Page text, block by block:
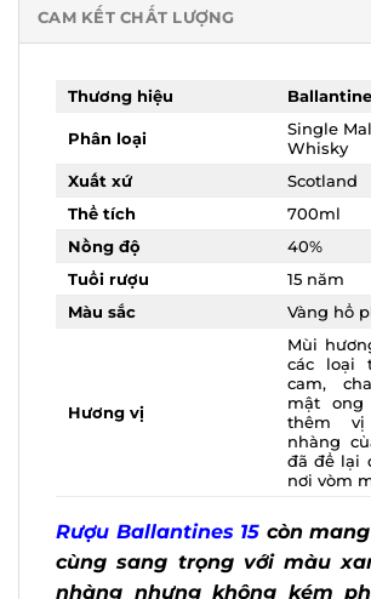
CAM KẾT CHẤT LƯỢNG
Thương hiệu
Phân loại
Single
Whisky
Xuất xứ
Scotland
Thể tích
700ml
Nồng độ
40%
Tuổi rượu
15 năm
Màu sắc
Vàng hổ
Hương vị
Mùi
từ các
như cam,
và mật
xuyết
nhẹ
nha đã
kéo dài
Rượu Ballantines 15 còn
vô cùng sang trọng với màu